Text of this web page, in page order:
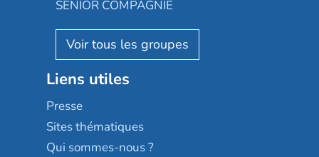
Reseda
Stella management
Les villages d'or
Sérénys
Résidences services Villa Médicis
Résidalya
Groupe aplus
SENIOR COMPAGNIE
AGE D'OR Services
Liens utiles
Presse
Sites thématiques
Qui sommes-nous ?